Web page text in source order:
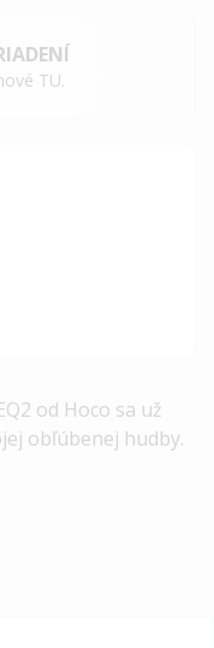
TU.
od Hoco sa už
obľúbenej hudby.